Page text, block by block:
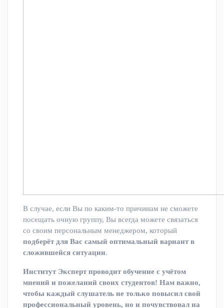
В случае, если Вы по каким-то причинам не сможете
посещать очную группу, Вы всегда можете связаться
со своим персональным менеджером, который
подберёт для Вас самый оптимальный вариант в
сложившейся ситуации.
Институт Эксперт проводит обучение с учётом
мнений и пожеланий своих студентов! Нам важно,
чтобы каждый слушатель не только повысил свой
профессиональный уровень, но и почувствовал на